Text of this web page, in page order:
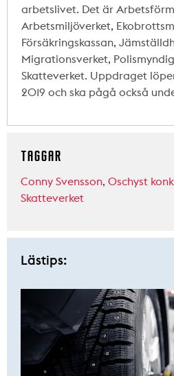
arbetslivet. Det är
Arbetsmiljöverket,
Försäkringskassan,
Migrationsverket,
Skatteverket. Uppdraget
2019 och ska pågå också
TAGGAR
Conny Svensson, Oschyst
Skatteverket
Lästips: